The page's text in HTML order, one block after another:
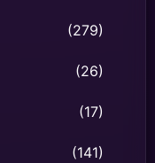
(279)
(26)
(17)
(141)